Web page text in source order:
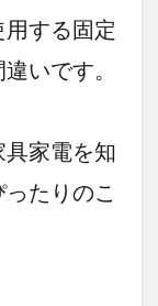
する固定
いです。
家電を知
たりのこ